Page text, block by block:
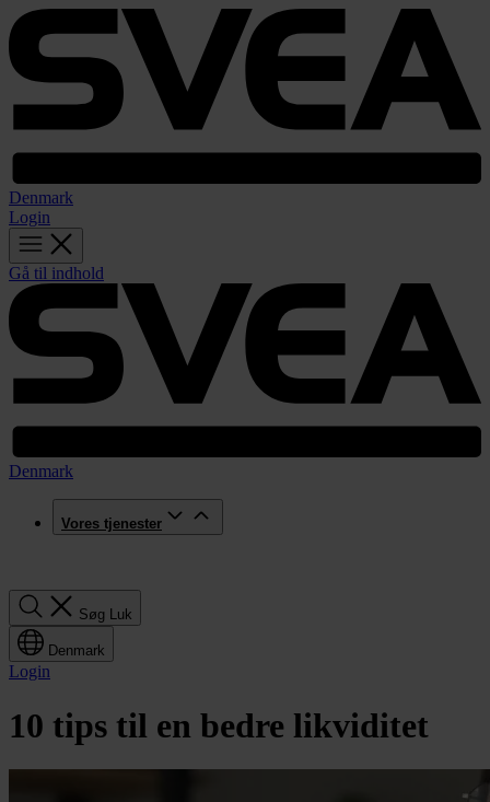
Denmark
Login
Gå til indhold
Denmark
Vores tjenester
Søg Luk
Denmark
Login
10 tips til en bedre likviditet